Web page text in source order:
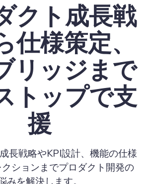
クト成長戦
仕様策定、
リッジまで
トップで支
援
長戦略やKPI設計、機能の仕様
ションまでプロダクト開発の
みを解決します。